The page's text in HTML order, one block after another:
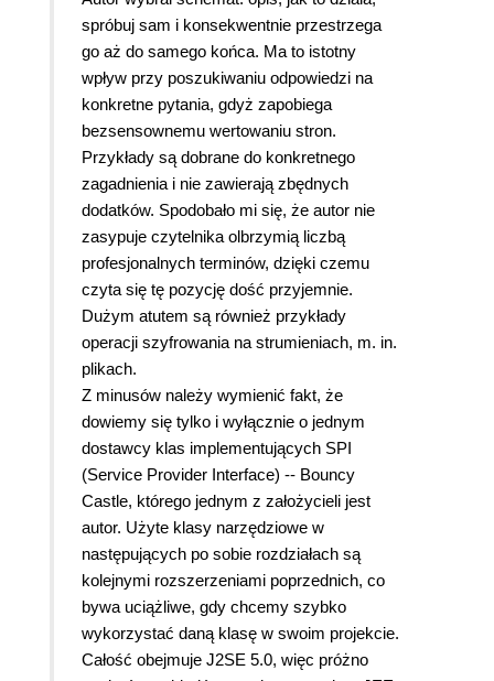
spróbuj sam i konsekwentnie przestrzega
go aż do samego końca. Ma to istotny
wpływ przy poszukiwaniu odpowiedzi na
konkretne pytania, gdyż zapobiega
bezsensownemu wertowaniu stron.
Przykłady są dobrane do konkretnego
zagadnienia i nie zawierają zbędnych
dodatków. Spodobało mi się, że autor nie
zasypuje czytelnika olbrzymią liczbą
profesjonalnych terminów, dzięki czemu
czyta się tę pozycję dość przyjemnie.
Dużym atutem są również przykłady
operacji szyfrowania na strumieniach, m. in.
plikach.
Z minusów należy wymienić fakt, że
dowiemy się tylko i wyłącznie o jednym
dostawcy klas implementujących SPI
(Service Provider Interface) -- Bouncy
Castle, którego jednym z założycieli jest
autor. Użyte klasy narzędziowe w
następujących po sobie rozdziałach są
kolejnymi rozszerzeniami poprzednich, co
bywa uciążliwe, gdy chcemy szybko
wykorzystać daną klasę w swoim projekcie.
Całość obejmuje J2SE 5.0, więc próżno